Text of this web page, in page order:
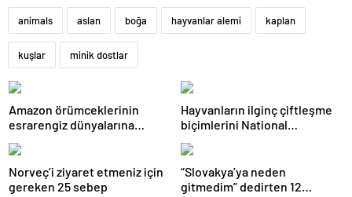
animals aslan boğa hayvanlar alemi kaplan
kuşlar minik dostlar
Amazon örümceklerinin
esrarengiz dünyalarına
Hayvanların ilginç çiftleşme
biçimlerini National
Norveç’i ziyaret etmeniz için
gereken 25 sebep
“Slovakya’ya neden
gitmedim” dedirten 12